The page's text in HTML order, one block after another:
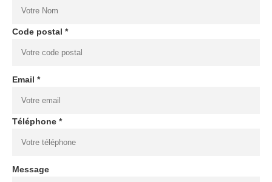
Code postal *
Email *
Téléphone *
Message